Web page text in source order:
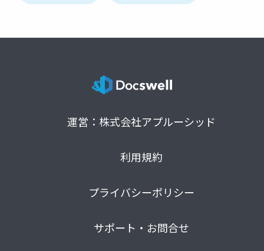
運営：株式会社アプルーシッド
利用規約
プライバシーポリシー
サポート・お問合せ